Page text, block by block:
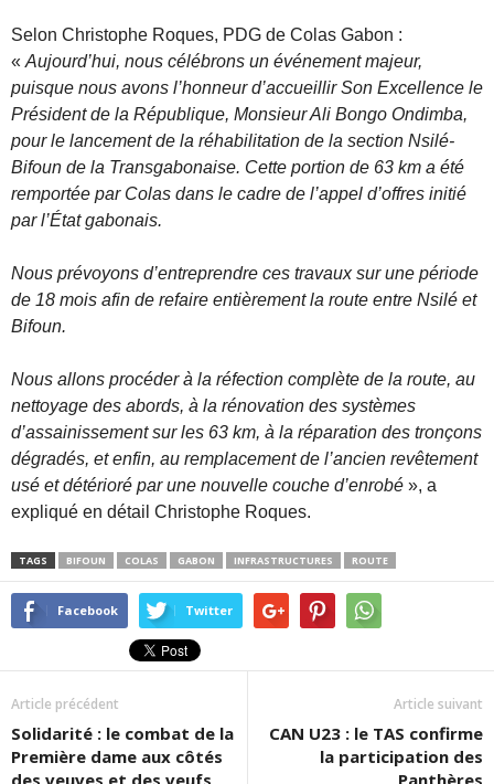
Selon Christophe Roques, PDG de Colas Gabon :
« Aujourd’hui, nous célébrons un événement majeur,
puisque nous avons l’honneur d’accueillir Son Excellence le
Président de la République, Monsieur Ali Bongo Ondimba,
pour le lancement de la réhabilitation de la section Nsilé-
Bifoun de la Transgabonaise. Cette portion de 63 km a été
remportée par Colas dans le cadre de l’appel d’offres initié
par l’État gabonais.
Nous prévoyons d’entreprendre ces travaux sur une période
de 18 mois afin de refaire entièrement la route entre Nsilé et
Bifoun.
Nous allons procéder à la réfection complète de la route, au
nettoyage des abords, à la rénovation des systèmes
d’assainissement sur les 63 km, à la réparation des tronçons
dégradés, et enfin, au remplacement de l’ancien revêtement
usé et détérioré par une nouvelle couche d’enrobé », a
expliqué en détail Christophe Roques.
TAGS BIFOUN COLAS GABON INFRASTRUCTURES ROUTE
Facebook Twitter
Article précédent
Solidarité : le combat de la
Première dame aux côtés
des veuves et des veufs
Article suivant
CAN U23 : le TAS confirme
la participation des
Panthères